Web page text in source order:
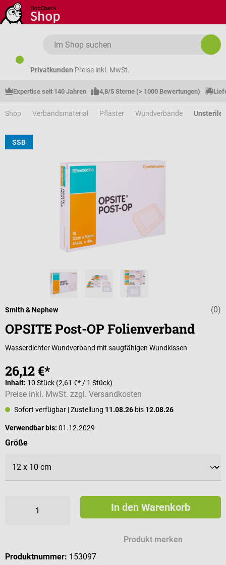
Zum Hauptinhalt springen
Privatkunden Preise inkl. MwSt.
Expertise seit 140 Jahren 4,8/5 Sterne (> 1000 Bewertungen)
Shop Verbandsmaterial Pflaster Wundverbände Unsterile
SSB
(0)
Smith & Nephew
OPSITE Post-OP Folienverband
Wasserdichter Wundverband mit saugfähigen Wundkissen
26,12 €*
Inhalt: 10 Stück (2,61 €* / 1 Stück)
Preise inkl. MwSt. zzgl. Versandkosten
Sofort verfügbar | Zustellung 11.08.26 bis 12.08.26
Verwendbar bis: 01.12.2029
Größeauswählen
In den Warenkorb
Produkt merken
Produktnummer: 153097